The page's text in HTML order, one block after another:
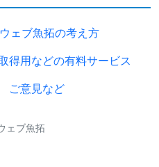
ウェブ魚拓の考え方
得用などの有料サービス
ご意見など
ェブ魚拓